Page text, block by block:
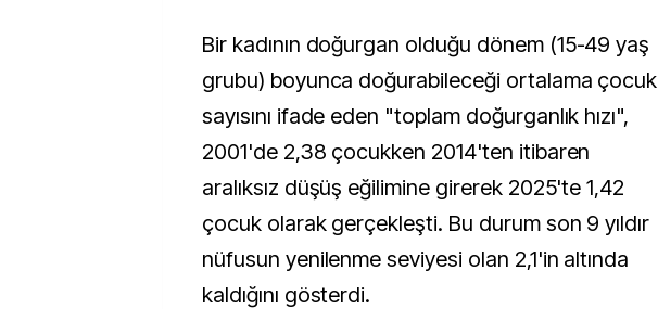
Bir kadının doğurgan olduğu dönem (15-49 yaş
grubu) boyunca doğurabileceği ortalama çocuk
sayısını ifade eden "toplam doğurganlık hızı",
2001'de 2,38 çocukken 2014'ten itibaren
aralıksız düşüş eğilimine girerek 2025'te 1,42
çocuk olarak gerçekleşti. Bu durum son 9 yıldır
nüfusun yenilenme seviyesi olan 2,1'in altında
kaldığını gösterdi.